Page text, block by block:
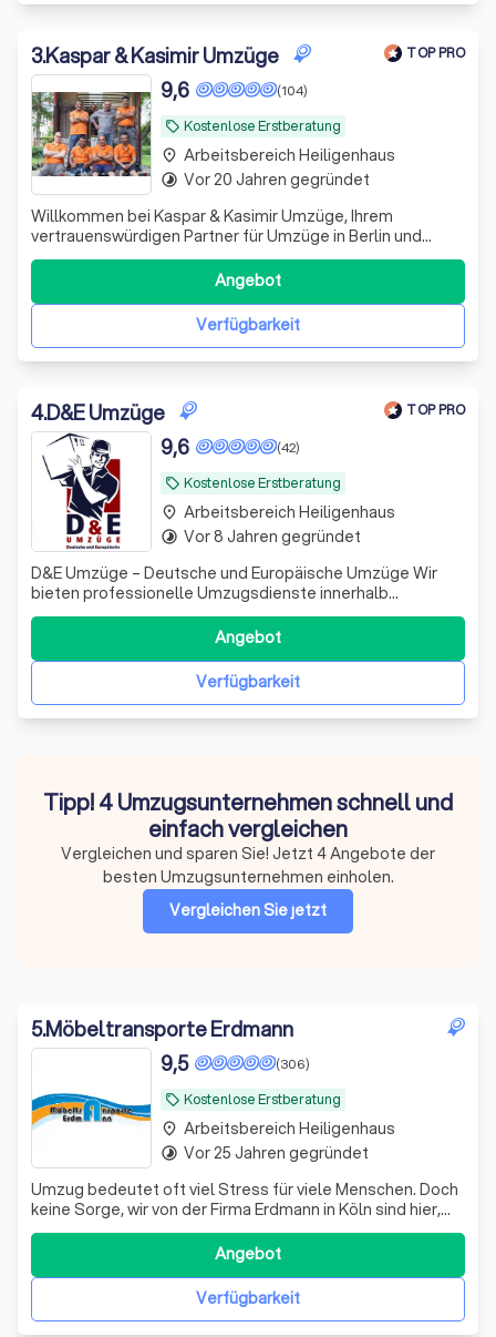
3.Kaspar & Kasimir Umzüge TOP PRO
local_offer Kostenlose Erstberatung
(104)
9,6
Willkommen bei Kaspar & Kasimir Umzüge, Ihrem
vertrauenswürdigen Partner für Umzüge in Berlin und
darüber hinaus. Als Familienunternehmen mit über 18
Jahren Erfahrung verstehen wir die Herausforderungen
und Bedürfnisse, die mit einem Umzug verbunden sind.
Unser Ziel ist es, Ihnen einen reibungslosen
Verfügbarkeit
Angebot
place Arbeitsbereich Heiligenhaus
timelapse Vor 20 Jahren gegründet
4.D&E Umzüge TOP PRO
local_offer Kostenlose Erstberatung
(42)
9,6
D&E Umzüge – Deutsche und Europäische Umzüge Wir
bieten professionelle Umzugsdienste innerhalb
Deutschlands und Europas. Unser erfahrenes Team sorgt
für einen stressfreien und reibungslosen Umzug – auch
für Senioren und Personen mit besonderen
Anforderungen. Dabei legen wir großen Wert auf Geduld,
Verfügbarkeit
Angebot
place Arbeitsbereich Heiligenhaus
timelapse Vor 8 Jahren gegründet
Tipp! 4 Umzugsunternehmen schnell und
einfach vergleichen
Vergleichen und sparen Sie! Jetzt 4 Angebote der
besten Umzugsunternehmen einholen.
Vergleichen Sie jetzt
5.Möbeltransporte Erdmann
local_offer Kostenlose Erstberatung
(306)
9,5
Umzug bedeutet oft viel Stress für viele Menschen. Doch
keine Sorge, wir von der Firma Erdmann in Köln sind hier,
um Ihnen zu helfen. Wir nehmen Ihnen die Arbeit ab und
sorgen für einen termingerechten und entspannten
Umzug. Von der Beratung und Planung bis hin zur
Organisation des Umzugs, Einrichtu
Verfügbarkeit
Angebot
place Arbeitsbereich Heiligenhaus
timelapse Vor 25 Jahren gegründet